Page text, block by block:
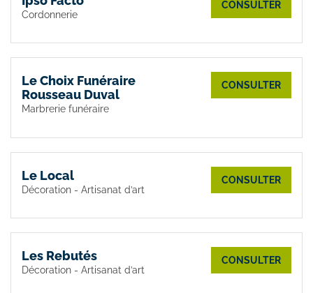
Cordonnerie
CONSULTER
Le Choix Funéraire
Rousseau Duval
Marbrerie funéraire
CONSULTER
Le Local
Décoration - Artisanat d’art
CONSULTER
Les Rebutés
Décoration - Artisanat d’art
CONSULTER